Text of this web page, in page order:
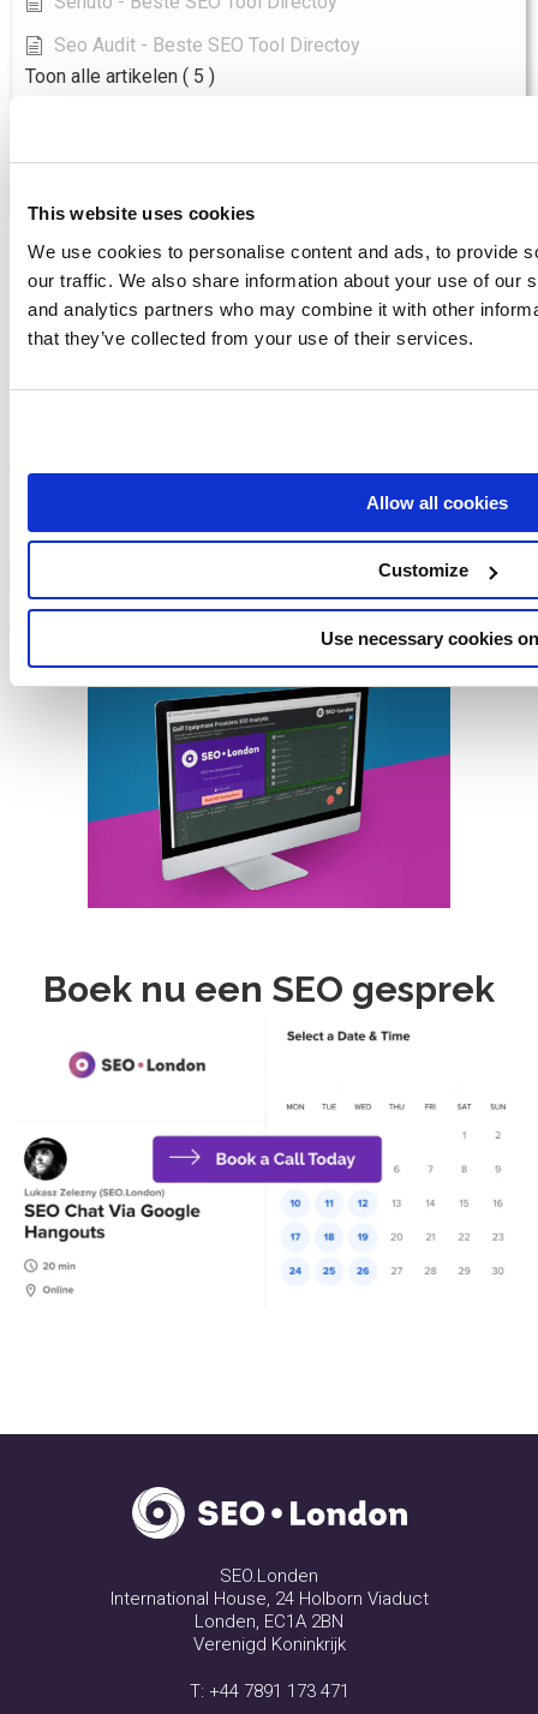
This website uses cookies
We use cookies to personalise content and ads, to provide
our traffic. We also share information about your use of our
and analytics partners who may combine it with other
that they’ve collected from your use of their services.
Allow all cookies
Customize
Use necessary cookies
Seo Audit - Beste SEO Tool Directoy
Toon alle artikelen ( 5 )
Wat doet Yoast SEO?
Toegang tot Voorbeeld
SEO GAP Analyse
meer dan 5 miljoen datapunten wordt
hieronder gepresenteerd.
Boek nu een SEO gesprek
SEO.Londen
International House, 24 Holborn Viaduct
Londen, EC1A 2BN
Verenigd Koninkrijk
T: +44 7891 173 471